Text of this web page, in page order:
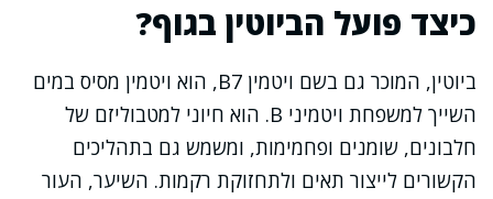
כיצד פועל הביוטין בגוף?
ביוטין, המוכר גם בשם ויטמין B7, הוא ויטמין מסיס במים
השייך למשפחת ויטמיני B. הוא חיוני למטבוליזם של
חלבונים, שומנים ופחמימות, ומשמש גם בתהליכים
הקשורים לייצור תאים ולתחזוקת רקמות. השיער, העור